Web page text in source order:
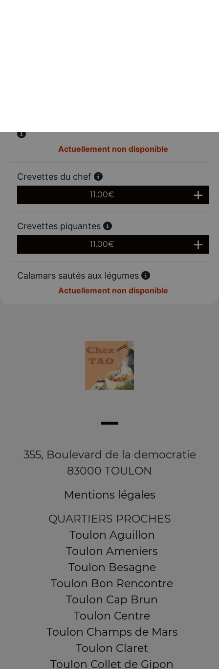
Actuellement non disponible
Crevettes du chef
11.00€
Crevettes piquantes
11.00€
Calamars sautés aux légumes
Actuellement non disponible
355, Boulevard de la democratie
83000 TOULON
Mentions légales
QUARTIERS PROCHES
Toulon Aguillon
Toulon Ameniers
Toulon Besagne
Toulon Bon Rencontre
Toulon Cap Brun
Toulon Centre
Toulon Champs de Mars
Toulon Claret
Toulon Collet de Gipon